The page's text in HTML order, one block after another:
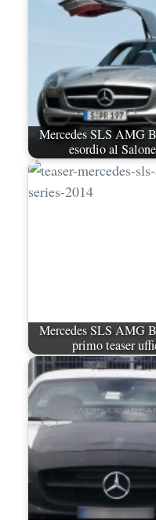
Mercedes SLS AMG
esordio al
Mercedes SLS AMG
primo teaser